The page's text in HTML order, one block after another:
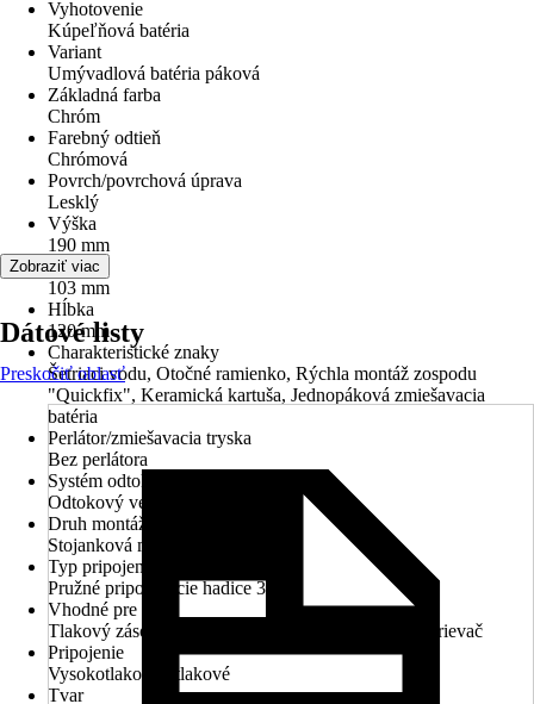
Vyhotovenie
Kúpeľňová batéria
Variant
Umývadlová batéria páková
Základná farba
Chróm
Farebný odtieň
Chrómová
Povrch/povrchová úprava
Lesklý
Výška
190 mm
Šírka
103 mm
Hĺbka
120 mm
Charakteristické znaky
Šetriaci vodu, Otočné ramienko, Rýchla montáž zospodu
"Quickfix", Keramická kartuša, Jednopáková zmiešavacia
batéria
Perlátor/zmiešavacia tryska
Bez perlátora
Systém odtoku
Odtokový ventil Push-Open
Druh montáže
Stojanková montáž
Typ pripojenia
Pružné pripojovacie hadice 3/8 "
Vhodné pre
Tlakový zásobníkový ohrievač vody, Prietokový ohrievač
Pripojenie
Vysokotlakové - tlakové
Tvar
Zobraziť viac
Dátové listy
Preskočiť oblasť